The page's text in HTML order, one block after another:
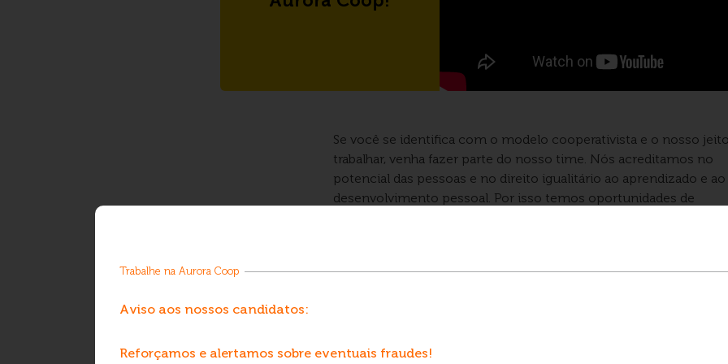
Se você se identifica com o modelo cooperativista e o nosso
trabalhar, venha fazer parte do nosso time. Nós acreditamos no
potencial das pessoas e no direito igualitário ao aprendizado e ao
desenvolvimento pessoal. Por isso temos oportunidades de
Trabalhe na Aurora Coop
Aviso aos nossos candidatos:
Reforçamos e alertamos sobre eventuais fraudes!